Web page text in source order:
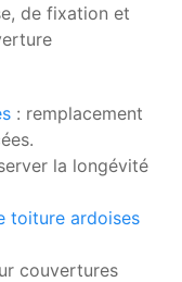
de fixation et
: remplacement
la longévité
toiture ardoises
couvertures